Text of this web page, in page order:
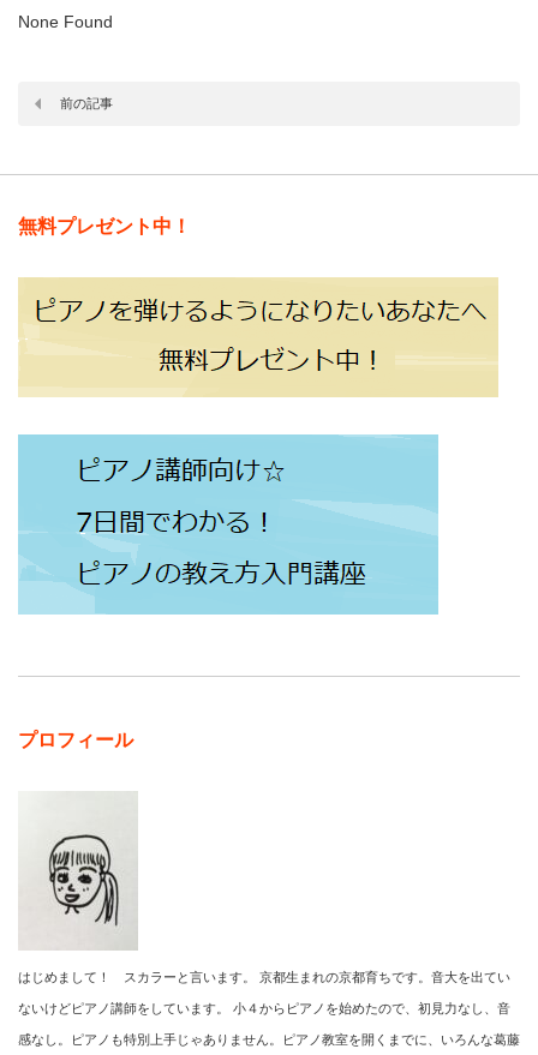
None Found
前の記事
無料プレゼント中！
プロフィール
はじめまして！ スカラーと言います。 京都生まれの京都育ちです。音大を出てい
ないけどピアノ講師をしています。 小４からピアノを始めたので、初見力なし、音
感なし。ピアノも特別上手じゃありません。ピアノ教室を開くまでに、いろんな葛藤